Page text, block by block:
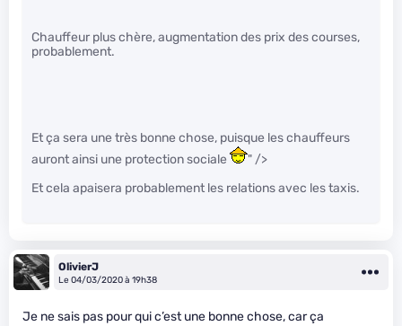
Chauffeur plus chère, augmentation des prix des courses,
probablement.
Et ça sera une très bonne chose, puisque les chauffeurs
auront ainsi une protection sociale
" />
Et cela apaisera probablement les relations avec les taxis.
OlivierJ
Le 04/03/2020 à 19h38
Je ne sais pas pour qui c’est une bonne chose, car ça